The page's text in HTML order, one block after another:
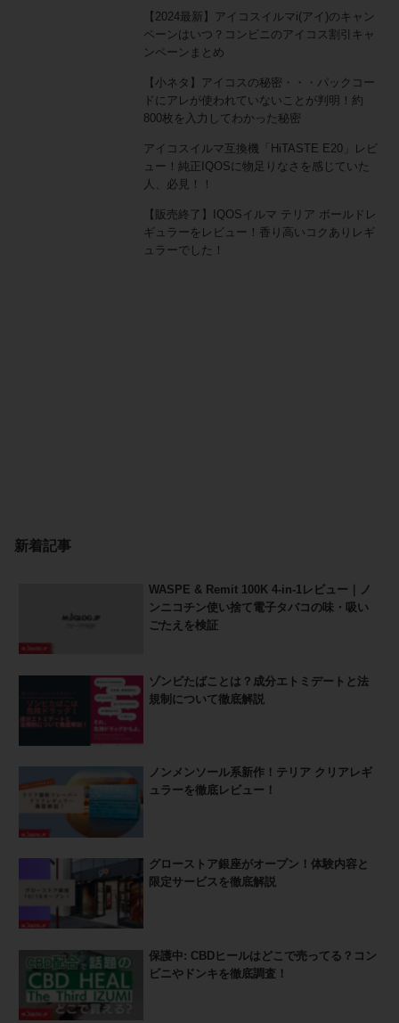
【2024最新】アイコスイルマi(アイ)のキャン
ペーンはいつ？コンビニのアイコス割引キャ
ンペーンまとめ
【小ネタ】アイコスの秘密・・・パックコー
ドにアレが使われていないことが判明！約
800枚を入力してわかった秘密
アイコスイルマ互換機「HiTASTE E20」レビ
ュー！純正IQOSに物足りなさを感じていた
人、必見！！
【販売終了】IQOSイルマ テリア ボールドレ
ギュラーをレビュー！香り高いコクありレギ
ュラーでした！
新着記事
WASPE & Remit 100K 4-in-1レビュー｜ノ
ンニコチン使い捨て電子タバコの味・吸い
ごたえを検証
ゾンビたばことは？成分エトミデートと法
規制について徹底解説
ノンメンソール系新作！テリア クリアレギ
ュラーを徹底レビュー！
グローストア銀座がオープン！体験内容と
限定サービスを徹底解説
保護中: CBDヒールはどこで売ってる？コン
ビニやドンキを徹底調査！